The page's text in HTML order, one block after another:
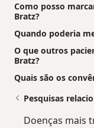
Como posso
Bratz?
Quando poderia
O que outros
Bratz?
Quais são os
Pesquisas
Doenças mais